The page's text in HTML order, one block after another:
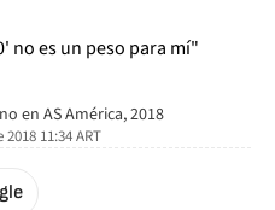
en AS América, 2018
11:34ART